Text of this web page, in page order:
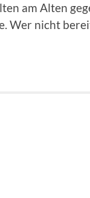
am Alten
Wer nicht